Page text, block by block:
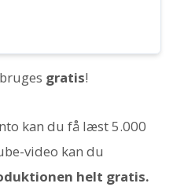
bruges gratis!
kan du få læst 5.000
video kan du
helt gratis.